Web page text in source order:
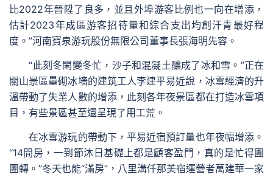
比2022年晉陞了良多，並且外埠游客比例也一向在增添，
估計2023年成區游客招待量和綜合支出均創汗青最好程
度。”河南寶泉游玩股份無限公司董事長張海明先容。
“此刻冬閑變冬忙，沙子和混凝土釀成了冰和雪。”正在
關山景區壘砌冰墻的建筑工人李建平易近說，冰雪經濟的升
溫帶動了失業人數的增添，此刻各年夜景區都在打造冰雪項
目，有些景區甚至還呈現了用工荒。
在冰雪游玩的帶動下，平易近宿預訂量也年夜幅增添。
“14間房，一到節沐日基礎上都是顧客盈門，真的是忙得團
團轉。”冬天也能“滿房”，八里溝仟那美宿運營者萬建華一家